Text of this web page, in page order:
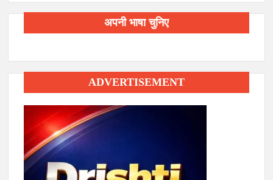
अपनी भाषा चुनिए
ADVERTISEMENT